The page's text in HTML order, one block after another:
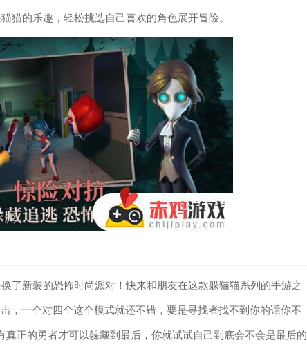
猫的乐趣，轻松挑选自己喜欢的角色展开冒险。
了新装的恐怖时尚派对！快来和朋友在这款躲猫猫系列的手游之
，一个对四个这个模式就还不错，要是寻找者找不到你的话你不
正的勇者才可以躲藏到最后，你就试试自己到底会不会是最后的